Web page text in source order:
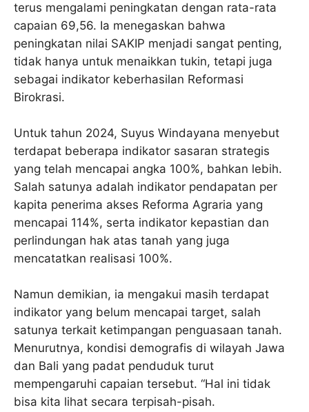
terus mengalami peningkatan dengan rata-rata
capaian 69,56. Ia menegaskan bahwa
peningkatan nilai SAKIP menjadi sangat penting,
tidak hanya untuk menaikkan tukin, tetapi juga
sebagai indikator keberhasilan Reformasi
Birokrasi.
Untuk tahun 2024, Suyus Windayana menyebut
terdapat beberapa indikator sasaran strategis
yang telah mencapai angka 100%, bahkan lebih.
Salah satunya adalah indikator pendapatan per
kapita penerima akses Reforma Agraria yang
mencapai 114%, serta indikator kepastian dan
perlindungan hak atas tanah yang juga
mencatatkan realisasi 100%.
Namun demikian, ia mengakui masih terdapat
indikator yang belum mencapai target, salah
satunya terkait ketimpangan penguasaan tanah.
Menurutnya, kondisi demografis di wilayah Jawa
dan Bali yang padat penduduk turut
mempengaruhi capaian tersebut. “Hal ini tidak
bisa kita lihat secara terpisah-pisah.